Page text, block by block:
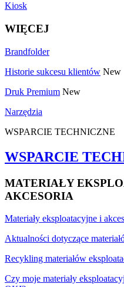
Kiosk
WIĘCEJ
Brandfolder
Historie sukcesu klientów New
Druk Premium New
Narzędzia
WSPARCIE TECHNICZNE
WSPARCIE
MATERIAŁY
AKCESORIA
Materiały eksploatacyjne i
Aktualności dotyczące
Recykling materiałów
Czy moje materiały